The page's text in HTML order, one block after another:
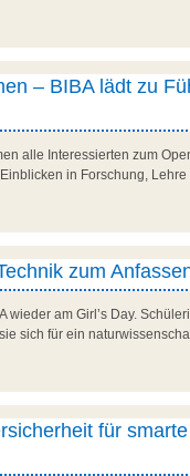
– BIBA lädt zu
alle Interessierten zum
in Forschung,
zum
wieder am Girl’s Day.
sich für ein
für